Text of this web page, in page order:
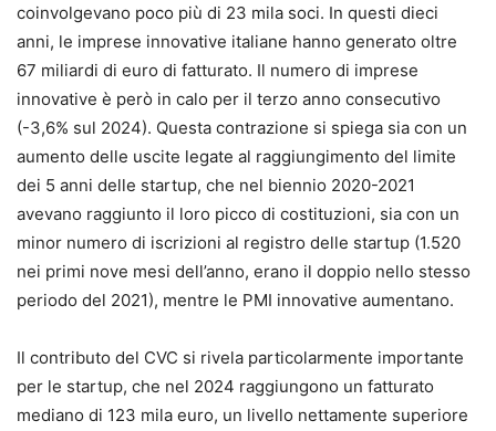
coinvolgevano poco più di 23 mila soci. In questi dieci
anni, le imprese innovative italiane hanno generato oltre
67 miliardi di euro di fatturato. Il numero di imprese
innovative è però in calo per il terzo anno consecutivo
(-3,6% sul 2024). Questa contrazione si spiega sia con un
aumento delle uscite legate al raggiungimento del limite
dei 5 anni delle startup, che nel biennio 2020-2021
avevano raggiunto il loro picco di costituzioni, sia con un
minor numero di iscrizioni al registro delle startup (1.520
nei primi nove mesi dell’anno, erano il doppio nello stesso
periodo del 2021), mentre le PMI innovative aumentano.
Il contributo del CVC si rivela particolarmente importante
per le startup, che nel 2024 raggiungono un fatturato
mediano di 123 mila euro, un livello nettamente superiore